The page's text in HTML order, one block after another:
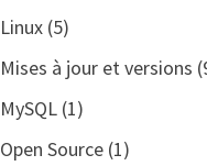
Linux(5)
Mises à jour et versions
MySQL(1)
Open Source(1)